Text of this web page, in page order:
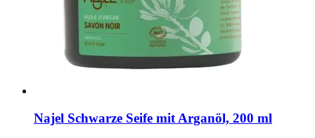
Najel Schwarze Seife mit Arganöl, 200 ml